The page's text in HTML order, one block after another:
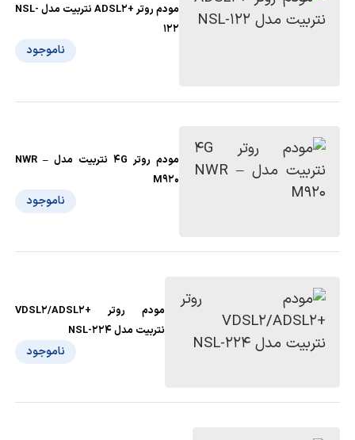
مودم روتر +ADSL2 نتربیت مدل NSL-
122
ناموجود
مودم روتر 4G نتربیت مدل NWR –
M920
ناموجود
مودم روتر +VDSL2/ADSL2
نتربیت مدل NSL-224
ناموجود